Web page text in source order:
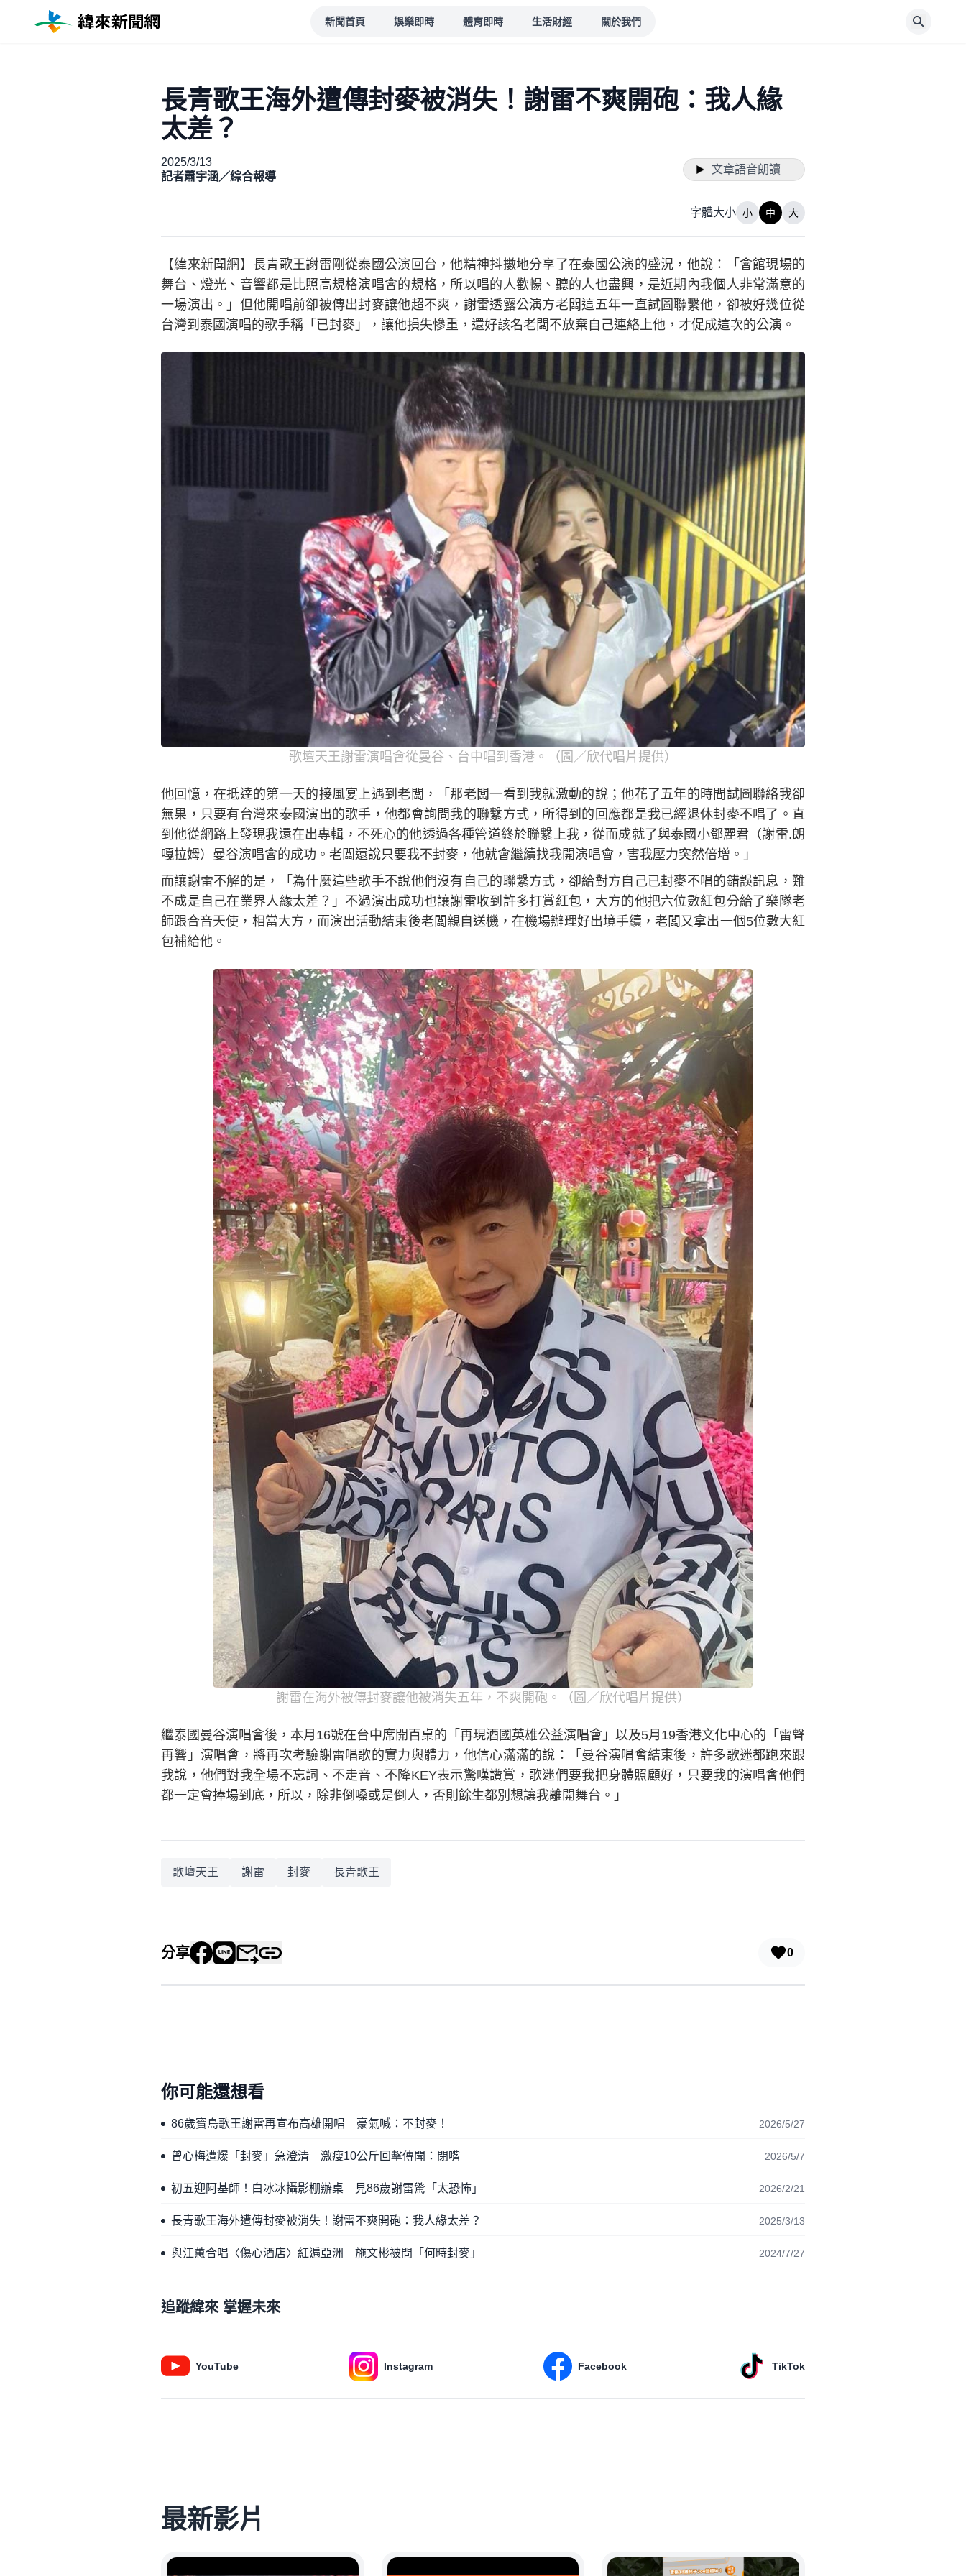
新聞首頁 娛樂即時 體育即時 生活財經 關於我們
長青歌王海外遭傳封麥被消失！謝雷不爽開砲：我人緣
太差？
2025/3/13
記者蕭宇涵／綜合報導
文章語音朗讀
字體大小 小 中 大
【緯來新聞網】長青歌王謝雷剛從泰國公演回台，他精神抖擻地分享了在泰國公演的盛況，他說：「會館現場的
舞台、燈光、音響都是比照高規格演唱會的規格，所以唱的人歡暢、聽的人也盡興，是近期內我個人非常滿意的
一場演出。」但他開唱前卻被傳出封麥讓他超不爽，謝雷透露公演方老闆這五年一直試圖聯繫他，卻被好幾位從
台灣到泰國演唱的歌手稱「已封麥」，讓他損失慘重，還好該名老闆不放棄自己連絡上他，才促成這次的公演。
歌壇天王謝雷演唱會從曼谷、台中唱到香港。（圖／欣代唱片提供）
他回憶，在抵達的第一天的接風宴上遇到老闆，「那老闆一看到我就激動的說；他花了五年的時間試圖聯絡我卻
無果，只要有台灣來泰國演出的歌手，他都會詢問我的聯繫方式，所得到的回應都是我已經退休封麥不唱了。直
到他從網路上發現我還在出專輯，不死心的他透過各種管道終於聯繫上我，從而成就了與泰國小鄧麗君（謝雷.朗
嘎拉姆）曼谷演唱會的成功。老闆還說只要我不封麥，他就會繼續找我開演唱會，害我壓力突然倍增。」
而讓謝雷不解的是，「為什麼這些歌手不說他們沒有自己的聯繫方式，卻給對方自己已封麥不唱的錯誤訊息，難
不成是自己在業界人緣太差？」不過演出成功也讓謝雷收到許多打賞紅包，大方的他把六位數紅包分給了樂隊老
師跟合音天使，相當大方，而演出活動結束後老闆親自送機，在機場辦理好出境手續，老闆又拿出一個5位數大紅
包補給他。
謝雷在海外被傳封麥讓他被消失五年，不爽開砲。（圖／欣代唱片提供）
繼泰國曼谷演唱會後，本月16號在台中席開百桌的「再現酒國英雄公益演唱會」以及5月19香港文化中心的「雷聲
再響」演唱會，將再次考驗謝雷唱歌的實力與體力，他信心滿滿的說：「曼谷演唱會結束後，許多歌迷都跑來跟
我說，他們對我全場不忘詞、不走音、不降KEY表示驚嘆讚賞，歌迷們要我把身體照顧好，只要我的演唱會他們
都一定會捧場到底，所以，除非倒嗓或是倒人，否則餘生都別想讓我離開舞台。」
歌壇天王 謝雷 封麥 長青歌王
分享 0
你可能還想看
86歲寶島歌王謝雷再宣布高雄開唱 豪氣喊：不封麥！ 2026/5/27
曾心梅遭爆「封麥」急澄清 激瘦10公斤回擊傳聞：閉嘴 2026/5/7
初五迎阿基師！白冰冰攝影棚辦桌 見86歲謝雷驚「太恐怖」 2026/2/21
長青歌王海外遭傳封麥被消失！謝雷不爽開砲：我人緣太差？ 2025/3/13
與江蕙合唱〈傷心酒店〉紅遍亞洲 施文彬被問「何時封麥」 2024/7/27
追蹤緯來 掌握未來
YouTube Instagram Facebook TikTok
最新影片